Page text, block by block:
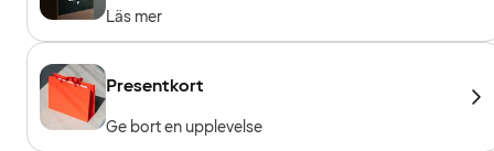
Läs mer
Presentkort
Ge bort en upplevelse